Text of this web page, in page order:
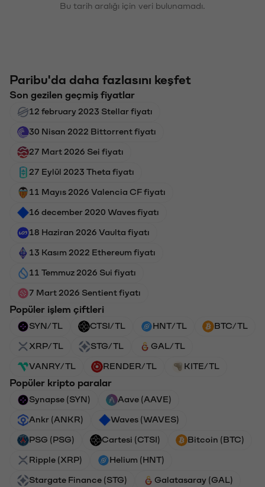
Bu tarih aralığı için veri bulunamadı.
Paribu'da daha fazlasını keşfet
Son gezilen geçmiş fiyatlar
12 february 2023 Stellar fiyatı
30 Nisan 2022 Bittorrent fiyatı
27 Mart 2026 Sei fiyatı
27 Eylül 2023 Theta fiyatı
11 Mayıs 2026 Valencia CF fiyatı
16 december 2020 Waves fiyatı
18 Haziran 2026 Vaulta fiyatı
13 Kasım 2022 Ethereum fiyatı
11 Temmuz 2026 Sui fiyatı
7 Mart 2026 Sentient fiyatı
Popüler işlem çiftleri
SYN/TL CTSI/TL HNT/TL BTC/TL
XRP/TL STG/TL GAL/TL
VANRY/TL RENDER/TL KITE/TL
Popüler kripto paralar
Synapse (SYN) Aave (AAVE)
Ankr (ANKR) Waves (WAVES)
PSG (PSG) Cartesi (CTSI) Bitcoin (BTC)
Ripple (XRP) Helium (HNT)
Stargate Finance (STG) Galatasaray (GAL)